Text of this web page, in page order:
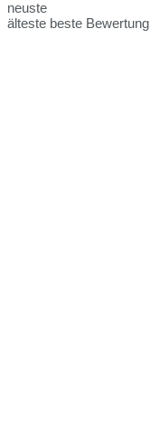
neuste
älteste beste Bewertung